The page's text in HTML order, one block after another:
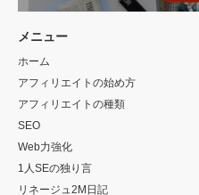
メニュー
ホーム
アフィリエイトの始め方
アフィリエイトの種類
SEO
Web力強化
1人SEの独り言
リネージュ2M日記